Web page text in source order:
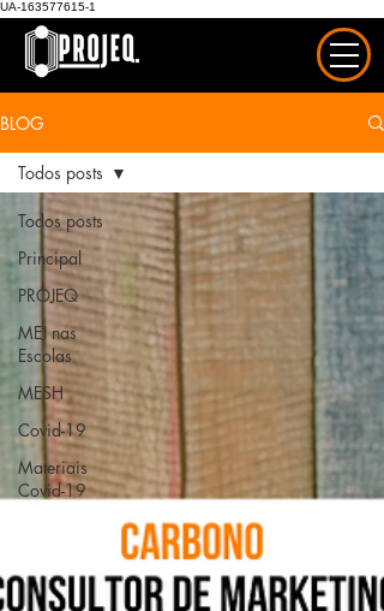
UA-163577615-1
BLOG
Todos posts
Principal
PROJEQ
MEJ nas
Escolas
MESH
Covid-19
Materiais
Covid-19
Todos posts